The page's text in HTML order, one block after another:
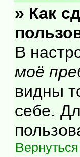
» Как
В
моё
видны
себе.